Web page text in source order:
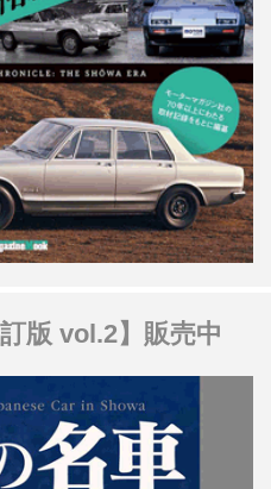
版 vol.2】販売中